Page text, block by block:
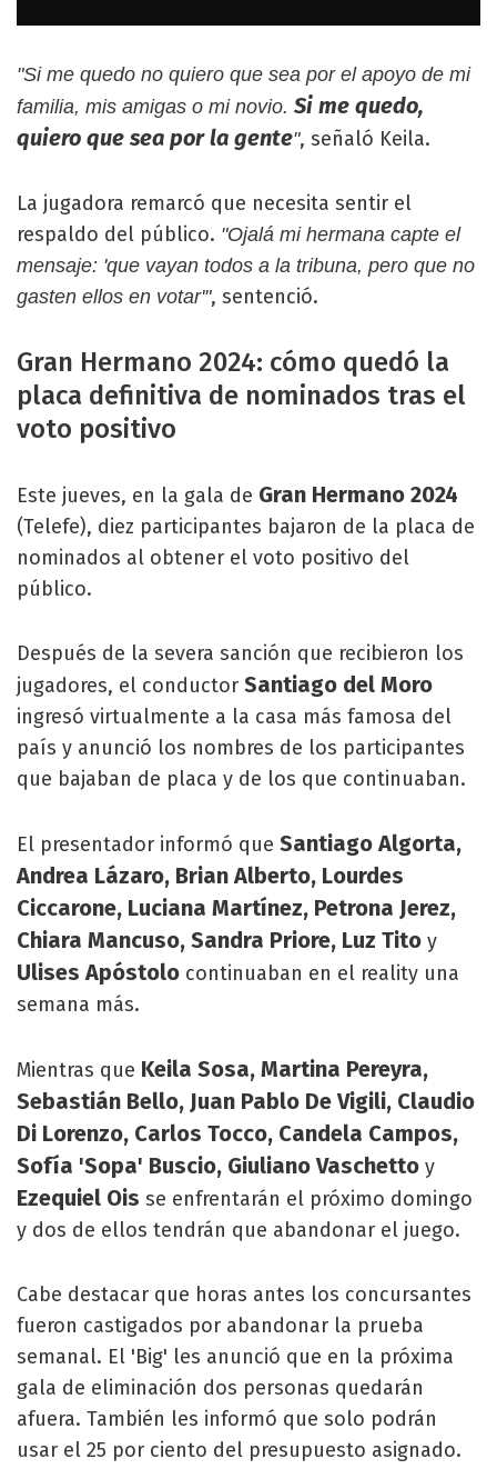
"Si me quedo no quiero que sea por el apoyo de mi
familia, mis amigas o mi novio. Si me quedo,
quiero que sea por la gente", señaló Keila.
La jugadora remarcó que necesita sentir el
respaldo del público. "Ojalá mi hermana capte el
mensaje: 'que vayan todos a la tribuna, pero que no
gasten ellos en votar'", sentenció.
Gran Hermano 2024: cómo quedó la
placa definitiva de nominados tras el
voto positivo
Este jueves, en la gala de Gran Hermano 2024
(Telefe), diez participantes bajaron de la placa de
nominados al obtener el voto positivo del
público.
Después de la severa sanción que recibieron los
jugadores, el conductor Santiago del Moro
ingresó virtualmente a la casa más famosa del
país y anunció los nombres de los participantes
que bajaban de placa y de los que continuaban.
El presentador informó que Santiago Algorta,
Andrea Lázaro, Brian Alberto, Lourdes
Ciccarone, Luciana Martínez, Petrona Jerez,
Chiara Mancuso, Sandra Priore, Luz Tito y
Ulises Apóstolo continuaban en el reality una
semana más.
Mientras que Keila Sosa, Martina Pereyra,
Sebastián Bello, Juan Pablo De Vigili, Claudio
Di Lorenzo, Carlos Tocco, Candela Campos,
Sofía 'Sopa' Buscio, Giuliano Vaschetto y
Ezequiel Ois se enfrentarán el próximo domingo
y dos de ellos tendrán que abandonar el juego.
Cabe destacar que horas antes los concursantes
fueron castigados por abandonar la prueba
semanal. El 'Big' les anunció que en la próxima
gala de eliminación dos personas quedarán
afuera. También les informó que solo podrán
usar el 25 por ciento del presupuesto asignado.